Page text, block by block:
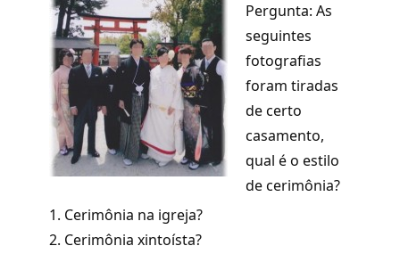
Pergunta: As
seguintes
fotografias
foram tiradas
de certo
casamento,
qual é o estilo
de cerimônia?
1. Cerimônia na igreja?
2. Cerimônia xintoísta?